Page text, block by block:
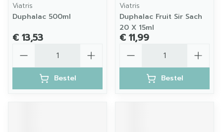
Viatris
Duphalac 500ml
€ 13,53
Bestel
Viatris
Duphalac Fruit Sir Sach
20 X 15ml
€ 11,99
Bestel